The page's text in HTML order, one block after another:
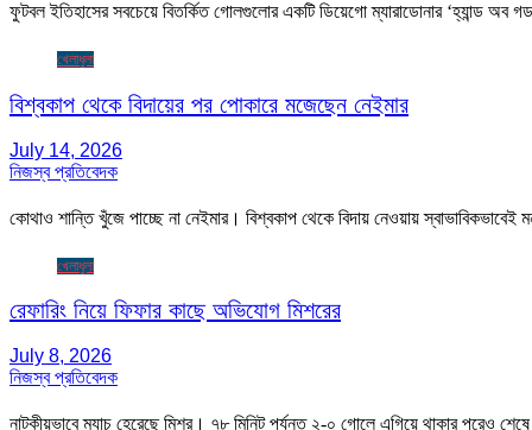
ফুটবল ইতিহাসের সবচেয়ে বিতর্কিত গোলগুলোর একটি ডিয়েগো ম্যারাডোনার ‘হ্যান্ড অব
খেলাধুলা
বিশ্বকাপ থেকে বিদায়ের পর পোকারে মজেছেন নেইমার
July 14, 2026
নিজস্ব প্রতিবেদক
কোথাও শান্তি খুঁজে পাচ্ছে না নেইমার। বিশ্বকাপ থেকে বিদায় নেওয়ায়
খেলাধুলা
রেফারিং নিয়ে ফিফার কাছে অভিযোগ মিশরের
July 8, 2026
নিজস্ব প্রতিবেদক
নাটকীয়ভাবে ম্যাচ হেরেছে মিশর। ৭৮ মিনিট পর্যন্ত ২-০ গোলে এগিয়ে থাকার পরেও